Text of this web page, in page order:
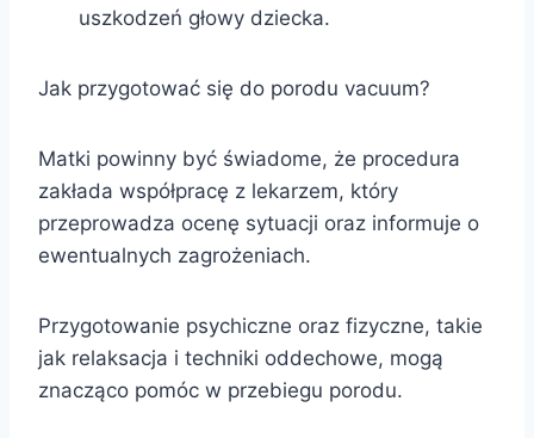
uszkodzeń głowy dziecka.
Jak przygotować się do porodu vacuum?
Matki powinny być świadome, że procedura
zakłada współpracę z lekarzem, który
przeprowadza ocenę sytuacji oraz informuje o
ewentualnych zagrożeniach.
Przygotowanie psychiczne oraz fizyczne, takie
jak relaksacja i techniki oddechowe, mogą
znacząco pomóc w przebiegu porodu.